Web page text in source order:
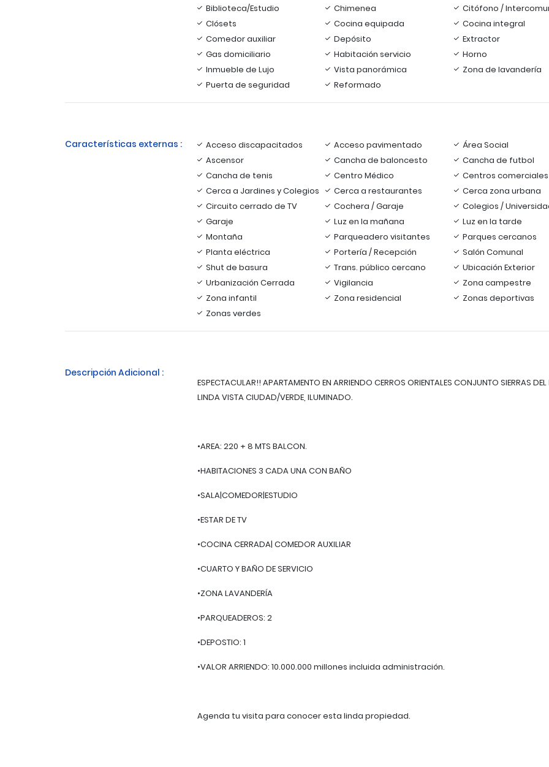
Biblioteca/Estudio
Chimenea
Citófono /
Clósets
Cocina equipada
Cocina integral
Comedor auxiliar
Depósito
Extractor
Gas domiciliario
Habitación servicio
Horno
Inmueble de Lujo
Vista panorámica
Zona de lavandería
Puerta de seguridad
Reformado
Características externas : Acceso discapacitados Acceso pavimentado
Área Social
Ascensor
Cancha de baloncesto
Cancha de futbol
Cancha de tenis
Centro Médico
Centros comerciales
Cerca a Jardines y Colegios
Cerca a restaurantes
Cerca zona urbana
Circuito cerrado de TV
Cochera / Garaje
Colegios /
Garaje
Luz en la mañana
Luz en la tarde
Montaña
Parqueadero visitantes
Parques cercanos
Planta eléctrica
Portería / Recepción
Salón Comunal
Shut de basura
Trans. público cercano
Ubicación Exterior
Urbanización Cerrada
Vigilancia
Zona campestre
Zona infantil
Zona residencial
Zonas deportivas
Zonas verdes
Descripción Adicional :
ESPECTACULAR!! APARTAMENTO EN ARRIENDO CERROS ORIENTALES CONJUNTO SIERRAS
LINDA VISTA CIUDAD/VERDE, ILUMINADO.
•AREA: 220 + 8 MTS BALCON.
•HABITACIONES 3 CADA UNA CON BAÑO
•SALA|COMEDOR|ESTUDIO
•ESTAR DE TV
•COCINA CERRADA| COMEDOR AUXILIAR
•CUARTO Y BAÑO DE SERVICIO
•ZONA LAVANDERÍA
•PARQUEADEROS: 2
•DEPOSTIO: 1
•VALOR ARRIENDO: 10.000.000 millones incluida administración.
Agenda tu visita para conocer esta linda propiedad.